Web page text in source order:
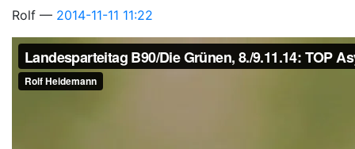
Rolf 2014-11-11 11:22